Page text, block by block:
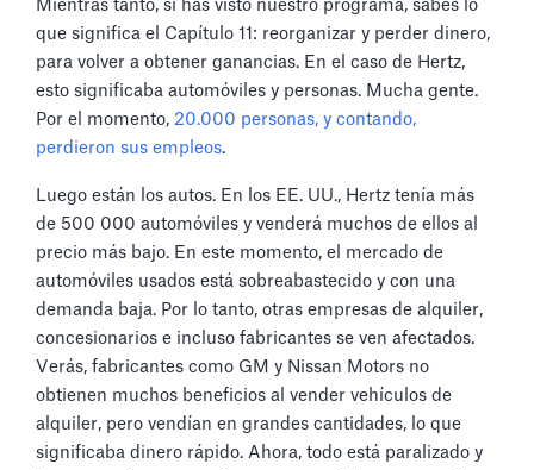
Mientras tanto, si has visto nuestro programa, sabes lo
que significa el Capítulo 11: reorganizar y perder dinero,
para volver a obtener ganancias. En el caso de Hertz,
esto significaba automóviles y personas. Mucha gente.
Por el momento, 20.000 personas, y contando,
perdieron sus empleos.
Luego están los autos. En los EE. UU., Hertz tenía más
de 500 000 automóviles y venderá muchos de ellos al
precio más bajo. En este momento, el mercado de
automóviles usados está sobreabastecido y con una
demanda baja. Por lo tanto, otras empresas de alquiler,
concesionarios e incluso fabricantes se ven afectados.
Verás, fabricantes como GM y Nissan Motors no
obtienen muchos beneficios al vender vehículos de
alquiler, pero vendían en grandes cantidades, lo que
significaba dinero rápido. Ahora, todo está paralizado y